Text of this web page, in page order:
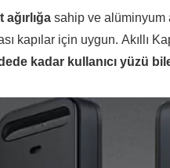
ağırlığa sahip ve alüminyum
kapılar için uygun. Akıllı
kadar kullanıcı yüzü